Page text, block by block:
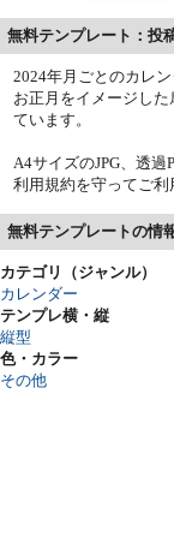
無料テンプレート：投
2024年月ごとのカレン
お正月をイメージし
ています。
A4サイズのJPG、透過
利用規約を守ってご利
無料テンプレートの情
カテゴリ（ジャンル）
カレンダー
テンプレ横・縦
縦型
色・カラー
その他